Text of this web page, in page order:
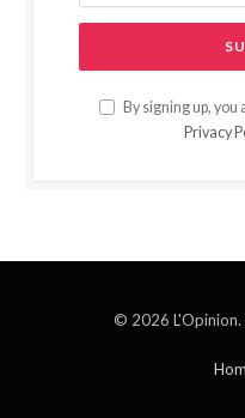
By signing up,
Privacy
© 2026 L'Opinion.